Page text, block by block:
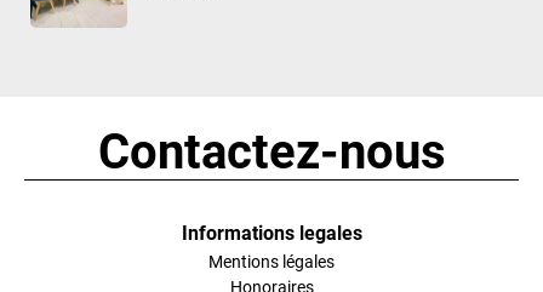
Contactez-nous
Informations legales
Mentions légales
Honoraires